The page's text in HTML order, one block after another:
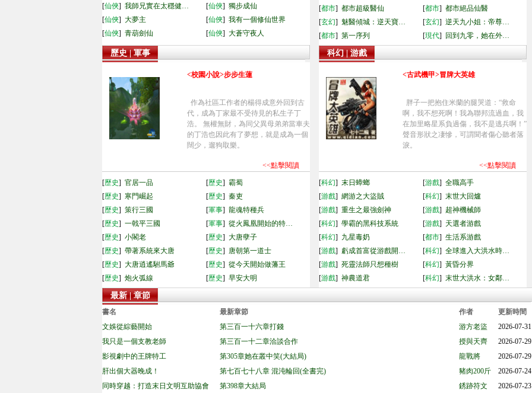
[仙俠] 我師兄實在太穩健… [仙俠] 獨步成仙
[仙俠] 大夢主 [仙俠] 我有一個修仙世界
[仙俠] 青葫劍仙 [仙俠] 大蒼守夜人
[都市] 都市超級醫仙 [都市] 都市絕品仙醫
[玄幻] 魅醫傾城：逆天寶… [玄幻] 逆天九小姐：帝尊…
[都市] 第一序列 [現代] 回到九零，她在外…
歷史 | 軍事
<校園小說>步步生蓮
作為社區工作者的楊得成意外回到古
代，成為丁家最不受待見的私生子丁
浩。 無權無財，為同父異母弟弟當車夫
的丁浩也因此有了夢想，就是成為一個
闊少，遛狗取樂。
<<點擊閱讀
[歷史] 官居一品 [歷史] 霸蜀
[歷史] 寒門崛起 [歷史] 秦吏
[歷史] 策行三國 [軍事] 龍魂特種兵
[歷史] 一戟平三國 [軍事] 從火鳳凰開始的特…
[歷史] 小閣老 [歷史] 大唐孽子
[歷史] 帶著系統來大唐 [歷史] 唐朝第一道士
[歷史] 大唐逍遙駙馬爺 [歷史] 從今天開始做藩王
[歷史] 炮火弧線 [歷史] 早安大明
科幻 | 游戲
<古武機甲>冒牌大英雄
胖子一把抱住米蘭的腿哭道：“救命
啊，我不想死啊！我為聯邦流過血，我
在加里略星系負過傷，我不是逃兵啊！”
聲音形狀之凄慘，可謂聞者傷心聽者落
淚。
<<點擊閱讀
[科幻] 末日蟑螂 [游戲] 全職高手
[游戲] 網游之大盜賊 [科幻] 末世大回爐
[游戲] 重生之最強劍神 [游戲] 超神機械師
[科幻] 學霸的黑科技系統 [游戲] 天選者游戲
[科幻] 九星毒奶 [都市] 生活系游戲
[游戲] 虧成首富從游戲開… [科幻] 全球進入大洪水時…
[游戲] 死靈法師只想種樹 [科幻] 黃昏分界
[游戲] 神農道君 [科幻] 末世大洪水：女鄰…
最新 | 章節
書名 最新章節 作者
更新時間
文娛從綜藝開始
第三百一十六章打錢 游方老盜
2026-07-31
我只是一個支教老師
第三百一十二章洽談合作 授與天齊
2026-07-29
影視劇中的王牌特工
第305章她在叢中笑(大結局) 龍戰將
2026-07-29
肝出個大器晚成！
第七百七十八章 混沌輪回(全書完) 豬肉200斤
2026-07-24
同時穿越：打造末日文明互助協會
第398章大結局 銹跡符文
2026-07-23